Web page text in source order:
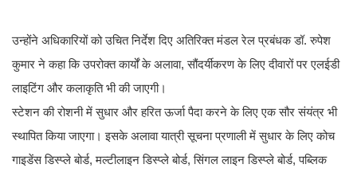
उन्होंने अधिकारियों को उचित निर्देश दिए अतिरिक्त मंडल रेल प्रबंधक डॉ. रुपेश
कुमार ने कहा कि उपरोक्त कार्यों के अलावा, सौंदर्यीकरण के लिए दीवारों पर एलईडी
लाइटिंग और कलाकृति भी की जाएगी।
स्टेशन की रोशनी में सुधार और हरित ऊर्जा पैदा करने के लिए एक सौर संयंत्र भी
स्थापित किया जाएगा। इसके अलावा यात्री सूचना प्रणाली में सुधार के लिए कोच
गाइडेंस डिस्प्ले बोर्ड, मल्टीलाइन डिस्प्ले बोर्ड, सिंगल लाइन डिस्प्ले बोर्ड, पब्लिक